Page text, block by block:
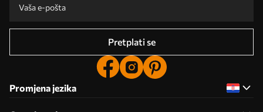
Pretplati se
Promjena jezika